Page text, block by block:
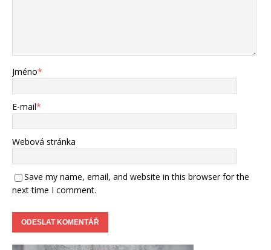
Jméno*
E-mail*
Webová stránka
Save my name, email, and website in this browser for the
next time I comment.